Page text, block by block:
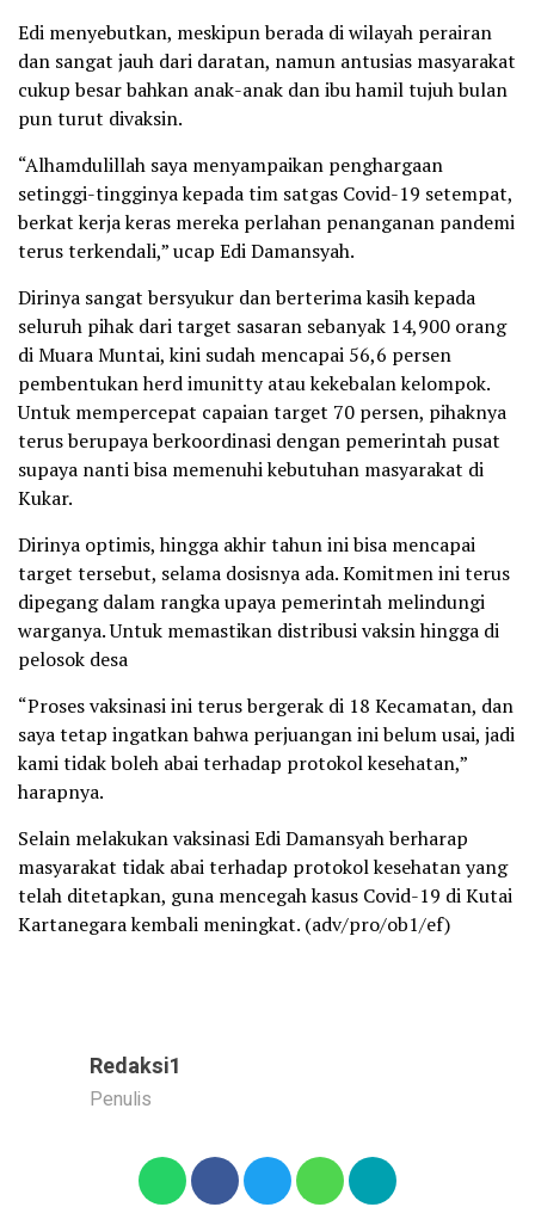
Edi menyebutkan, meskipun berada di wilayah perairan
dan sangat jauh dari daratan, namun antusias masyarakat
cukup besar bahkan anak-anak dan ibu hamil tujuh bulan
pun turut divaksin.
“Alhamdulillah saya menyampaikan penghargaan
setinggi-tingginya kepada tim satgas Covid-19 setempat,
berkat kerja keras mereka perlahan penanganan pandemi
terus terkendali,” ucap Edi Damansyah.
Dirinya sangat bersyukur dan berterima kasih kepada
seluruh pihak dari target sasaran sebanyak 14,900 orang
di Muara Muntai, kini sudah mencapai 56,6 persen
pembentukan herd imunitty atau kekebalan kelompok.
Untuk mempercepat capaian target 70 persen, pihaknya
terus berupaya berkoordinasi dengan pemerintah pusat
supaya nanti bisa memenuhi kebutuhan masyarakat di
Kukar.
Dirinya optimis, hingga akhir tahun ini bisa mencapai
target tersebut, selama dosisnya ada. Komitmen ini terus
dipegang dalam rangka upaya pemerintah melindungi
warganya. Untuk memastikan distribusi vaksin hingga di
pelosok desa
“Proses vaksinasi ini terus bergerak di 18 Kecamatan, dan
saya tetap ingatkan bahwa perjuangan ini belum usai, jadi
kami tidak boleh abai terhadap protokol kesehatan,”
harapnya.
Selain melakukan vaksinasi Edi Damansyah berharap
masyarakat tidak abai terhadap protokol kesehatan yang
telah ditetapkan, guna mencegah kasus Covid-19 di Kutai
Kartanegara kembali meningkat. (adv/pro/ob1/ef)
Redaksi1
Penulis